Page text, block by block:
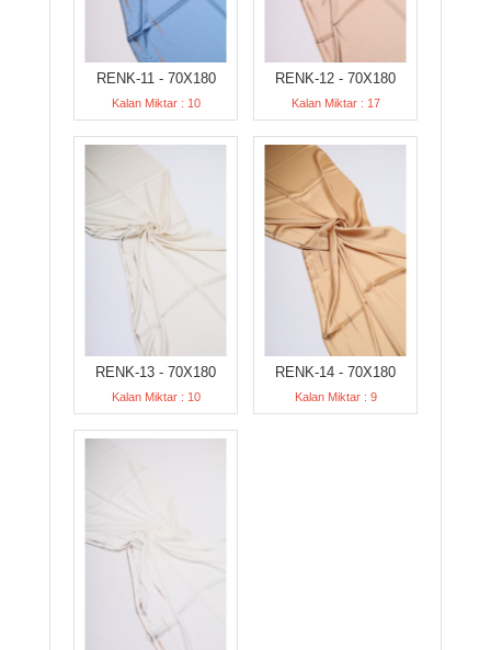
RENK-11 - 70X180
Kalan Miktar : 10
RENK-12 - 70X180
Kalan Miktar : 17
RENK-13 - 70X180
Kalan Miktar : 10
RENK-14 - 70X180
Kalan Miktar : 9